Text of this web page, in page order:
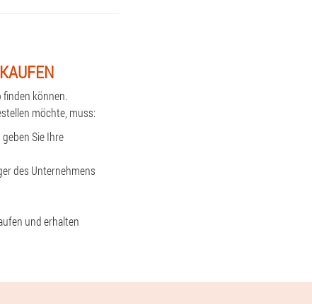
finden können.
möchte, muss:
Sie Ihre
des Unternehmens
und erhalten